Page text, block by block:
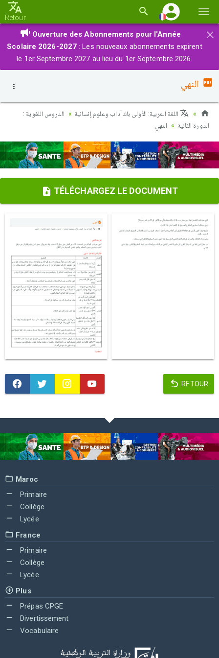
la
Retour
×
Ouverture des Abonnements pour l'Année
Scolaire 2026-2027 : Les nouveaux abonnements expirent
le 1er Septembre 2027 au lieu du 1er Septembre 2026.
النهي
اللغة العربية: الأولى باك آداب وعلوم إنسانية
الدروس اللغوية :
الدورة الثانية
النهي
TÉLÉCHARGEZ LE DOCUMENT
RETOUR
Maroc
Primaire
Collège
Lycée
France
Primaire
Collège
Lycée
Plus
Prépas CPGE
Divertissement
Vocabulaire